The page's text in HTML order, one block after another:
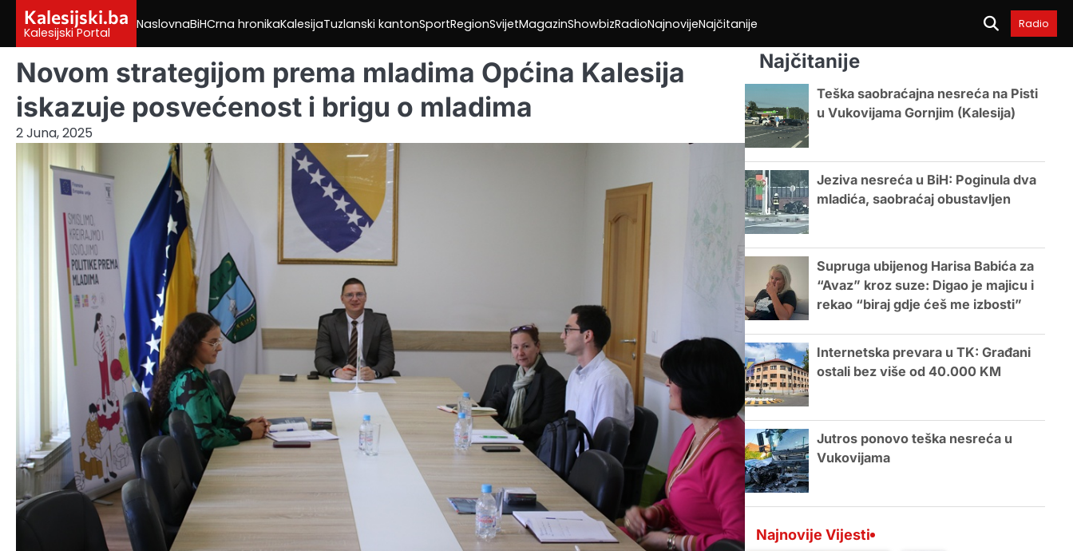
content
Kalesijski.ba
Kalesijski Portal
NaslovnaBiHCrna hronikaKalesijaTuzlanski kantonSportRegionSvijetMagazinShowbizRadioNajnovijeNajčitanije Radio
Novom strategijom prema mladima Općina Kalesija
iskazuje posvećenost i brigu o mladima
2 Juna, 2025
Najčitanije
Teška saobraćajna nesreća na Pisti
u Vukovijama Gornjim (Kalesija)
Jeziva nesreća u BiH: Poginula dva
mladića, saobraćaj obustavljen
Supruga ubijenog Harisa Babića za
“Avaz” kroz suze: Digao je majicu i
rekao “biraj gdje ćeš me izbosti”
Internetska prevara u TK: Građani
ostali bez više od 40.000 KM
Jutros ponovo teška nesreća u
Vukovijama
Najnovije Vijesti